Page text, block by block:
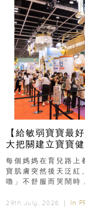
【給敏弱寶寶最
大把關建立寶寶
每個媽媽在育兒路上
寶肌膚突然後天泛紅
嚕」不舒服而哭鬧時
29th July, 2026 ｜ In